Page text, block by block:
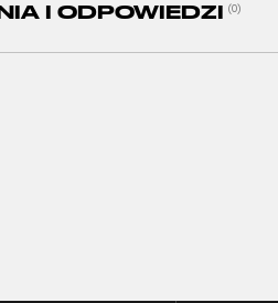
I ODPOWIEDZI (0)